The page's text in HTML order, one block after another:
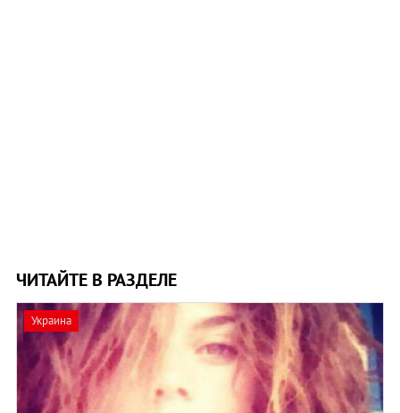
ЧИТАЙТЕ В РАЗДЕЛЕ
Украина